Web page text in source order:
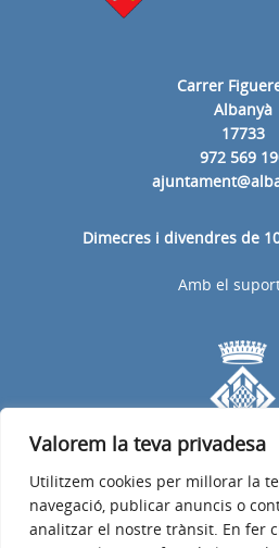
Valorem la teva privadesa
Utilitzem cookies per millorar la
navegació, publicar anuncis o
analitzar el nostre trànsit. En fer
Carrer
Albanyà
17733
972 569
Dimecres i divendres de
Amb el